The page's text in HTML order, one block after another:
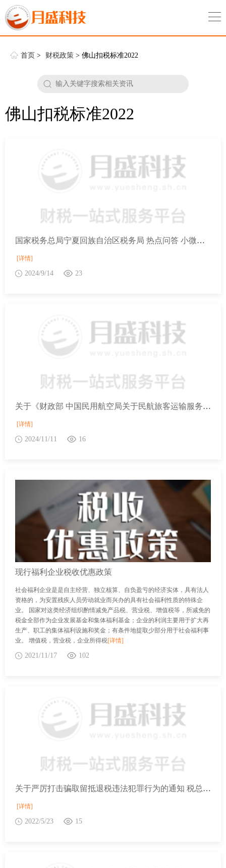
首页 > 财税政策 > 佛山扣税标准2022
佛山扣税标准2022
国家税务总局宁夏回族自治区税务局 热点问答 小微企业减免的增值税需要缴纳企业所得税吗？
[详情]
2024/9/14 23
关于《财政部 中国民用航空局关于民航旅客运输服务推广使用全面数字化的电子发票的公告》的解读
[详情]
2024/11/11 16
现行福利企业税收优惠政策
社会福利企业是是自主经营、独立核算、自负盈亏的经济实体，具有法人
资格的，为安置残疾人员劳动就业而兴办的具有社会福利性质的特殊企
业。 国家对这类经济组织酌情减免产品税、营业税、增值税等，所减免的
税金全部作为企业发展基金和集体福利基金；企业的利润主要用于扩大再
生产、职工的集体福利设施和奖金；有条件地提取少部分用于社会福利事
业。 增值税，营业税，企业所得税[详情]
2021/11/17 102
关于严厉打击骗取留抵退税违法犯罪行为的通知 税总稽查发〔2022〕42号
[详情]
2022/5/23 15